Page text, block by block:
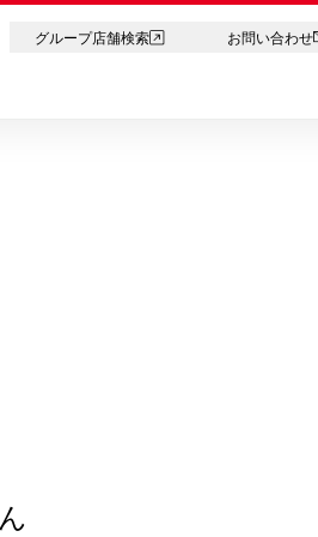
グループ店舗検索 お問い合わせ